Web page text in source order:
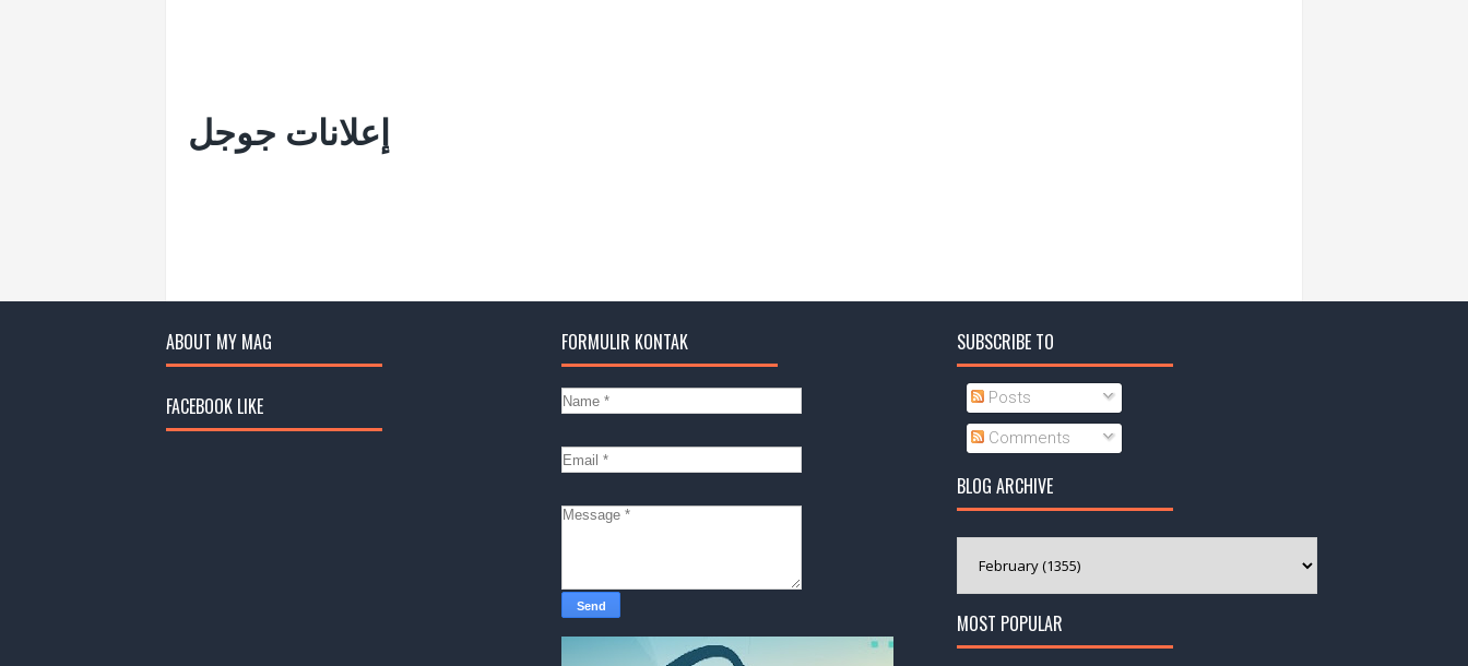
إعلانات جوجل
ABOUT MY MAG
FACEBOOK LIKE
FORMULIR KONTAK SUBSCRIBE TO
Posts
Comments
BLOG ARCHIVE
MOST POPULAR